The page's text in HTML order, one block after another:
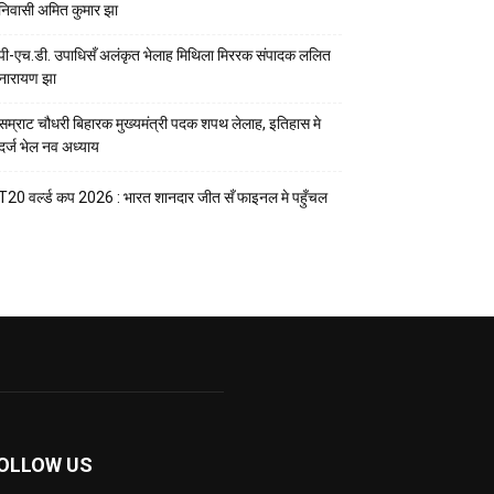
अमित कुमार झा
एच.डी. उपाधिसँ अलंकृत भेलाह मिथिला मिररक संपादक ललित
झा
चौधरी बिहारक मुख्यमंत्री पदक शपथ लेलाह, इतिहास मे
भेल नव अध्याय
वर्ल्ड कप 2026 : भारत शानदार जीत सँ फाइनल मे पहुँचल
US